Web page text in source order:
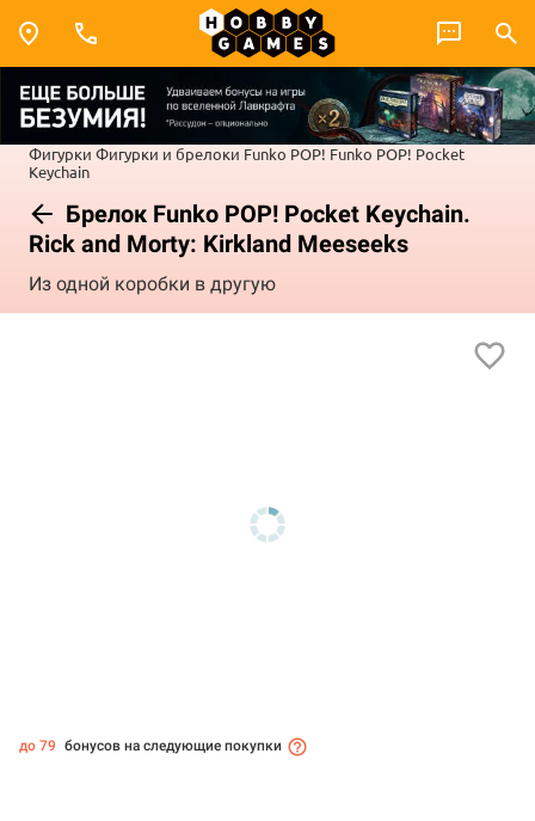
Фигурки Фигурки и брелоки Funko POP! Funko POP! Pocket
Keychain
Брелок Funko POP! Pocket Keychain.
Rick and Morty: Kirkland Meeseeks
Из одной коробки в другую
до 79 бонусов на следующие покупки